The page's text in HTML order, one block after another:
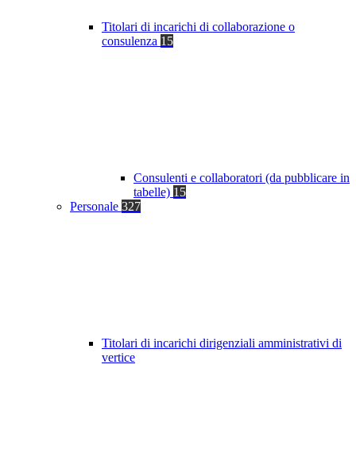
Titolari di incarichi di collaborazione o
consulenza 15
Consulenti e collaboratori (da pubblicare in
tabelle) 15
Personale 327
Titolari di incarichi dirigenziali amministrativi di
vertice